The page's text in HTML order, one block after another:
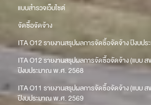
แบบสำรวจเว็บไซต์
จัดซื้อจัดจ้าง
ITA O12 รายงานสรุปผลการจัดซื้อจัดจ้าง ปีงบป
ITA O12 รายงานสรุปผลการจัดซื้อจัดจ้าง (แบบ ส
ปีงบประมาณ พ.ศ. 2568
ITA O11 รายงานสรุปผลการจัดซื้อจัดจ้าง (แบบ ส
ปีงบประมาณ พ.ศ. 2569